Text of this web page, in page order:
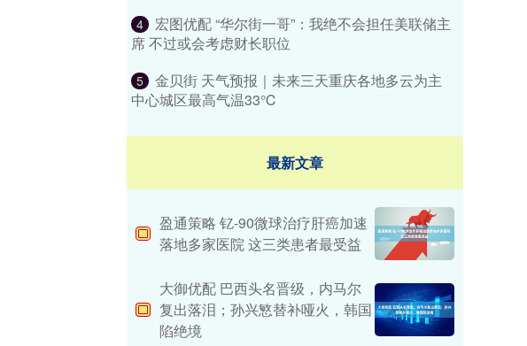
4
宏图优配 “华尔街一哥”：我绝不会担任美联储主
席 不过或会考虑财长职位
5
金贝街 天气预报｜未来三天重庆各地多云为主
中心城区最高气温33℃
最新文章
盈通策略 钇-90微球治疗肝癌加速
落地多家医院 这三类患者最受益
大御优配 巴西头名晋级，内马尔
复出落泪；孙兴慜替补哑火，韩国
陷绝境